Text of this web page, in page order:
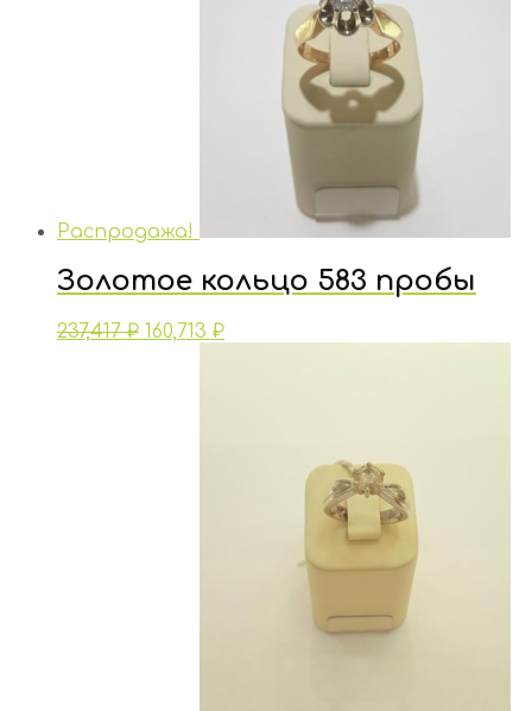
Распродажа!
Золотое кольцо 583 пробы
237,417₽ 160,713 ₽